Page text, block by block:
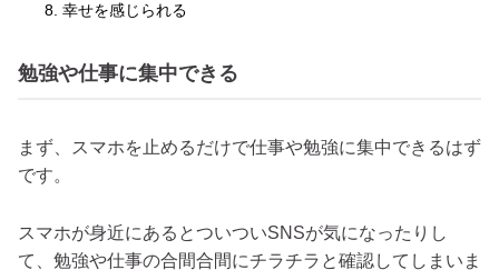
幸せを感じられる
勉強や仕事に集中できる
まず、スマホを止めるだけで仕事や勉強に集中できるはず
です。
スマホが身近にあるとついついSNSが気になったりし
て、勉強や仕事の合間合間にチラチラと確認してしまいま